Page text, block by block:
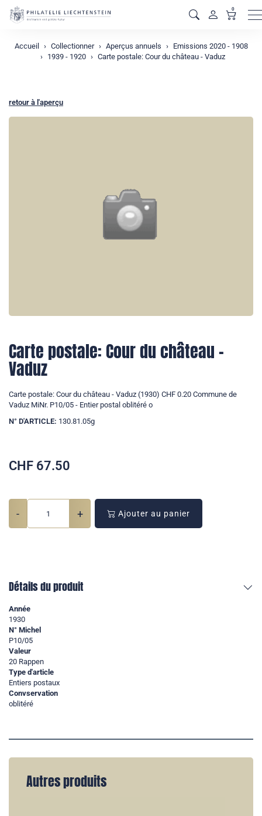
0
Accueil Collectionner Aperçus annuels
Emissions 2020 - 1908
1939 - 1920
Carte postale: Cour du château - Vaduz
retour à l'aperçu
Carte postale: Cour du château -
Vaduz
Carte postale: Cour du château - Vaduz (1930) CHF 0.20 Commune de
Vaduz MiNr. P10/05 - Entier postal oblitéré o
N° D'ARTICLE: 130.81.05g
CHF 67.50
- + Ajouter au panier
Détails du produit
Année
1930
N° Michel
P10/05
Valeur
20 Rappen
Type d'article
Entiers postaux
Convservation
oblitéré
Autres produits